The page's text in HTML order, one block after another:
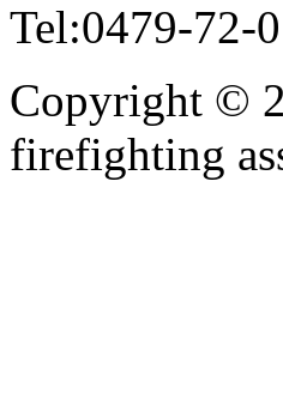
Tel:0479-72-
Copyright ©
firefighting